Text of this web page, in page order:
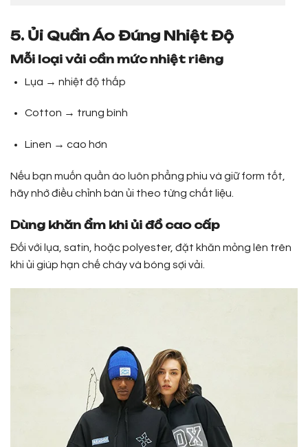
5. Ủi Quần Áo Đúng Nhiệt Độ
Mỗi loại vải cần mức nhiệt riêng
Lụa → nhiệt độ thấp
Cotton → trung bình
Linen → cao hơn
Nếu bạn muốn quần áo luôn phẳng phiu và giữ form tốt,
hãy nhớ điều chỉnh bàn ủi theo từng chất liệu.
Dùng khăn ẩm khi ủi đồ cao cấp
Đối với lụa, satin, hoặc polyester, đặt khăn mỏng lên trên
khi ủi giúp hạn chế cháy và bóng sợi vải.